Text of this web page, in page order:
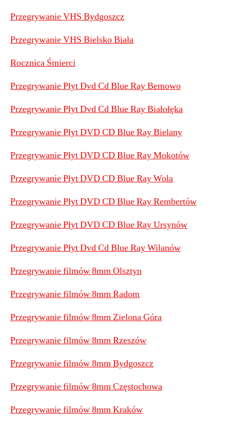
Przegrywanie VHS Bydgoszcz
Przegrywanie VHS Bielsko Biała
Rocznica Śmierci
Przegrywanie Płyt Dvd Cd Blue Ray Bemowo
Przegrywanie Płyt Dvd Cd Blue Ray Białołęka
Przegrywanie Płyt DVD CD Blue Ray Bielany
Przegrywanie Płyt DVD CD Blue Ray Mokotów
Przegrywanie Płyt DVD CD Blue Ray Wola
Przegrywanie Płyt DVD CD Blue Ray Rembertów
Przegrywanie Płyt DVD CD Blue Ray Ursynów
Przegrywanie Płyt Dvd Cd Blue Ray Wilanów
Przegrywanie filmów 8mm Olsztyn
Przegrywanie filmów 8mm Radom
Przegrywanie filmów 8mm Zielona Góra
Przegrywanie filmów 8mm Rzeszów
Przegrywanie filmów 8mm Bydgoszcz
Przegrywanie filmów 8mm Częstochowa
Przegrywanie filmów 8mm Kraków